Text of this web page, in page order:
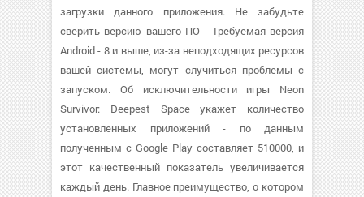
загрузки данного приложения. Не забудьте
сверить версию вашего ПО - Требуемая версия
Android - 8 и выше, из-за неподходящих ресурсов
вашей системы, могут случиться проблемы с
запуском. Об исключительности игры Neon
Survivor: Deepest Space укажет количество
установленных приложений - по данным
полученным с Google Play составляет 510000, и
этот качественный показатель увеличивается
каждый день. Главное преимущество, о котором